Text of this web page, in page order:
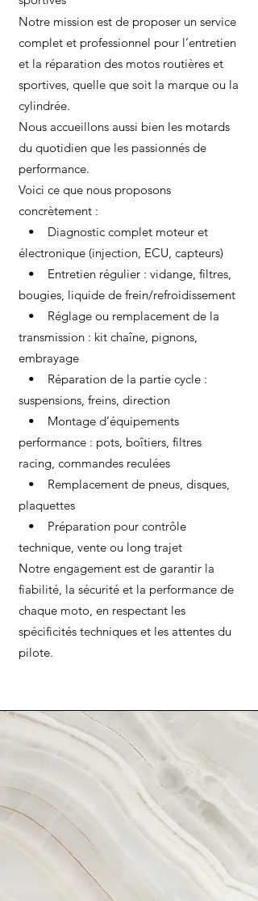
Notre mission est de proposer un service
complet et professionnel pour l’entretien
et la réparation des motos routières et
sportives, quelle que soit la marque ou la
cylindrée.
Nous accueillons aussi bien les motards
du quotidien que les passionnés de
performance.
Voici ce que nous proposons
concrètement :
• Diagnostic complet moteur et
électronique (injection, ECU, capteurs)
• Entretien régulier : vidange, filtres,
bougies, liquide de frein/refroidissement
• Réglage ou remplacement de la
transmission : kit chaîne, pignons,
embrayage
• Réparation de la partie cycle :
suspensions, freins, direction
• Montage d’équipements
performance : pots, boîtiers, filtres
racing, commandes reculées
• Remplacement de pneus, disques,
plaquettes
• Préparation pour contrôle
technique, vente ou long trajet
Notre engagement est de garantir la
fiabilité, la sécurité et la performance de
chaque moto, en respectant les
spécificités techniques et les attentes du
pilote.